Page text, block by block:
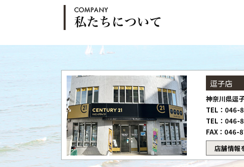
逗子店
神奈川県逗
TEL：046-
TEL：046-
FAX：046-
店舗情報